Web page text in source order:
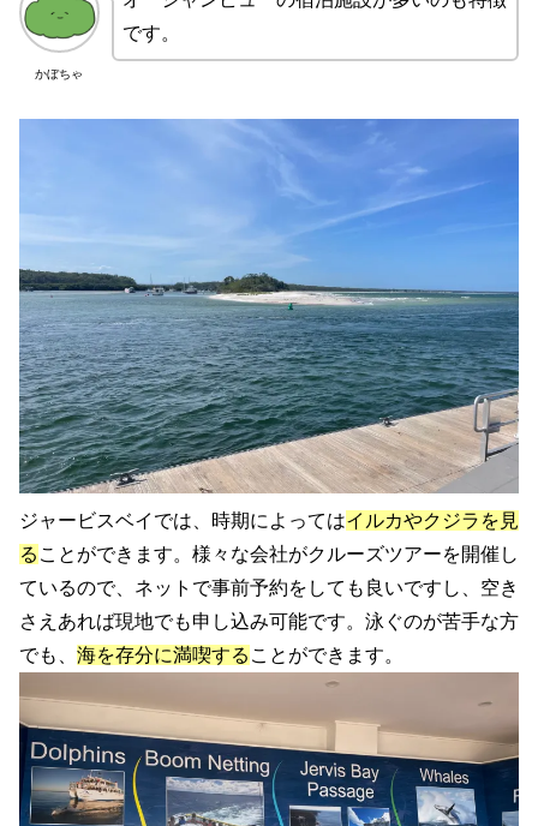
かぼちゃ
です。
ジャービスベイでは、時期によってはイルカやクジラを見
る ことができます。様々な会社がクルーズツアーを開催し
ているので、ネットで事前予約をしても良いですし、空き
さえあれば現地でも申し込み可能です。泳ぐのが苦手な方
でも、 海を存分に満喫する ことができます。